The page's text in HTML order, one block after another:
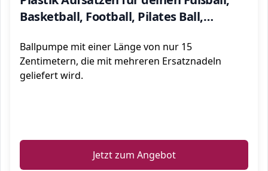
Basketball, Football, Pilates Ball,
Ballpumpe mit einer Länge von nur 15
Zentimetern, die mit mehreren Ersatznadeln
geliefert wird.
Jetzt zum Angebot